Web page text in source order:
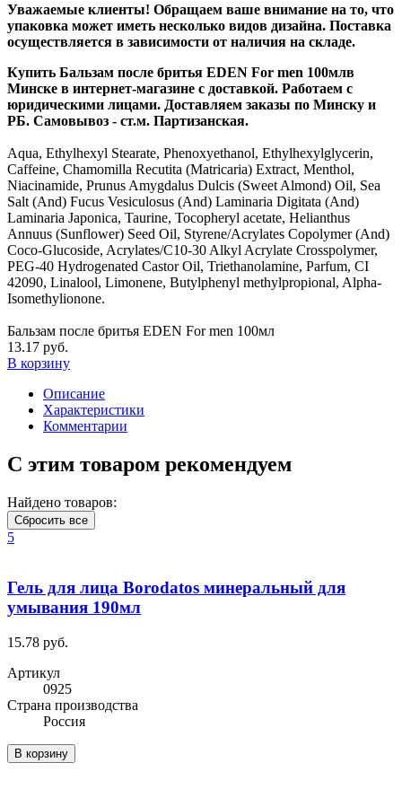
Уважаемые клиенты! Обращаем ваше внимание на то, что
упаковка может иметь несколько видов дизайна. Поставка
осуществляется в зависимости от наличия на складе.
Купить Бальзам после бритья EDEN For men 100млв
Минске в интернет-магазине с доставкой. Работаем с
юридическими лицами. Доставляем заказы по Минску и
РБ. Самовывоз - ст.м. Партизанская.
Aqua, Ethylhexyl Stearate, Phenoxyethanol, Ethylhexylglycerin,
Caffeine, Chamomilla Recutita (Matricaria) Extract, Menthol,
Niacinamide, Prunus Amygdalus Dulcis (Sweet Almond) Oil, Sea
Salt (And) Fucus Vesiculosus (And) Laminaria Digitata (And)
Laminaria Japonica, Taurine, Tocopheryl acetate, Helianthus
Annuus (Sunflower) Seed Oil, Styrene/Acrylates Copolymer (And)
Coco-Glucoside, Acrylates/C10-30 Alkyl Acrylate Crosspolymer,
PEG-40 Hydrogenated Castor Oil, Triethanolamine, Parfum, CI
42090, Linalool, Limonene, Butylphenyl methylpropional, Alpha-
Isomethylionone.
Бальзам после бритья EDEN For men 100мл
13.17 руб.
В корзину
Описание
Характеристики
Комментарии
С этим товаром рекомендуем
Найдено товаров:
Сбросить все
5
Гель для лица Borodatos минеральный для
умывания 190мл
15.78 руб.
Артикул
0925
Cтрана производства
Россия
В корзину